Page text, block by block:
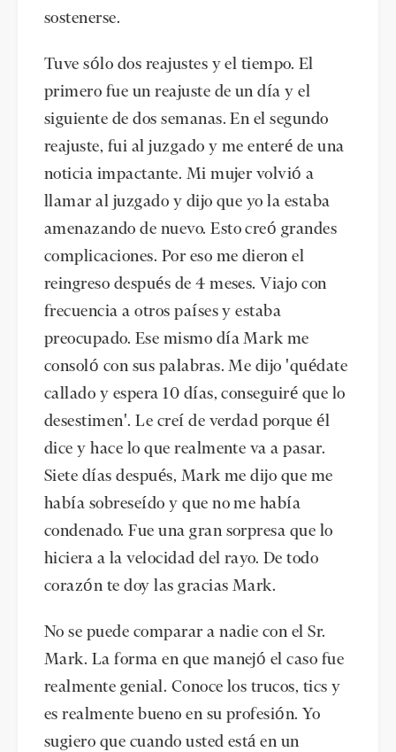
sostenerse.
Tuve sólo dos reajustes y el tiempo. El
primero fue un reajuste de un día y el
siguiente de dos semanas. En el segundo
reajuste, fui al juzgado y me enteré de una
noticia impactante. Mi mujer volvió a
llamar al juzgado y dijo que yo la estaba
amenazando de nuevo. Esto creó grandes
complicaciones. Por eso me dieron el
reingreso después de 4 meses. Viajo con
frecuencia a otros países y estaba
preocupado. Ese mismo día Mark me
consoló con sus palabras. Me dijo 'quédate
callado y espera 10 días, conseguiré que lo
desestimen'. Le creí de verdad porque él
dice y hace lo que realmente va a pasar.
Siete días después, Mark me dijo que me
había sobreseído y que no me había
condenado. Fue una gran sorpresa que lo
hiciera a la velocidad del rayo. De todo
corazón te doy las gracias Mark.
No se puede comparar a nadie con el Sr.
Mark. La forma en que manejó el caso fue
realmente genial. Conoce los trucos, tics y
es realmente bueno en su profesión. Yo
sugiero que cuando usted está en un